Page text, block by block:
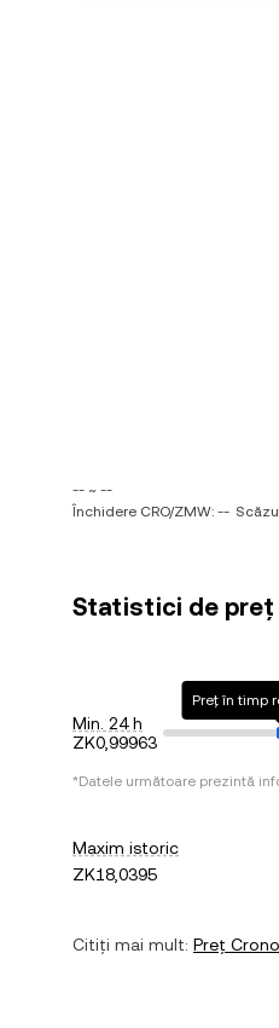
-- ~ --
Închidere CRO/ZMW: --
Statistici de preț
Min. 24 h
ZK0,99963
Preț în timp
*Datele următoare prezintă
Maxim istoric
ZK18,0395
Citiți mai mult: Preț